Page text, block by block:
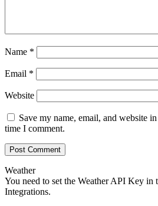
Name *
Email *
Website
Save my name, email, and website
time I comment.
Weather
You need to set the Weather API Key in
Integrations.